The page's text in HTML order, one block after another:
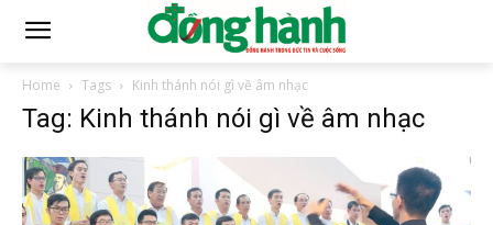
Home Tags Kinh thánh nói gì về âm nhạc
Tag: Kinh thánh nói gì về âm nhạc